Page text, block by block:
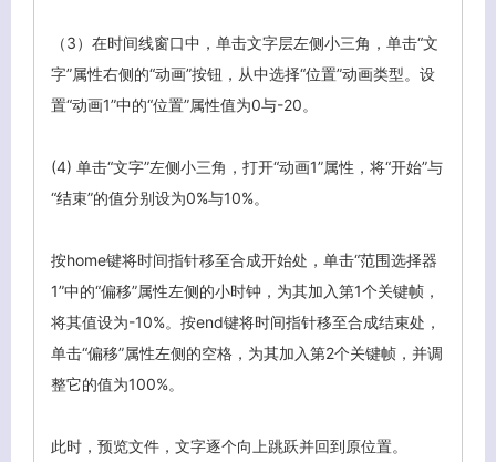
（3）在时间线窗口中，单击文字层左侧小三角，单击“文
字”属性右侧的“动画”按钮，从中选择“位置”动画类型。设
置“动画1”中的“位置”属性值为0与-20。
(4) 单击“文字”左侧小三角，打开“动画1”属性，将“开始”与
“结束”的值分别设为0%与10%。
按home键将时间指针移至合成开始处，单击“范围选择器
1”中的“偏移”属性左侧的小时钟，为其加入第1个关键帧，
将其值设为-10%。按end键将时间指针移至合成结束处，
单击“偏移”属性左侧的空格，为其加入第2个关键帧，并调
整它的值为100%。
此时，预览文件，文字逐个向上跳跃并回到原位置。